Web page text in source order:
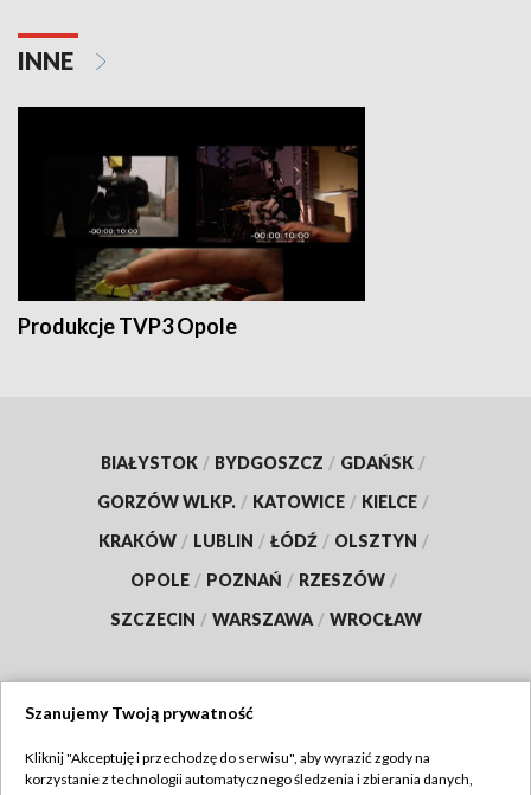
INNE
Produkcje TVP3 Opole
BIAŁYSTOK / BYDGOSZCZ / GDAŃSK /
GORZÓW WLKP. / KATOWICE / KIELCE /
KRAKÓW / LUBLIN / ŁÓDŹ / OLSZTYN /
OPOLE / POZNAŃ / RZESZÓW /
SZCZECIN / WARSZAWA / WROCŁAW
TVP
Szanujemy Twoją prywatność
Kliknij "Akceptuję i przechodzę do serwisu", aby wyrazić zgody na
korzystanie z technologii automatycznego śledzenia i zbierania danych,